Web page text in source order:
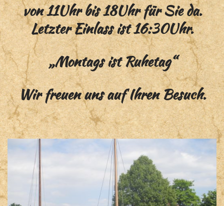
von 11Uhr bis 18Uhr für Sie da.
Letzter Einlass ist 16:30Uhr.
„Montags ist Ruhetag“
Wir freuen uns auf Ihren Besuch.